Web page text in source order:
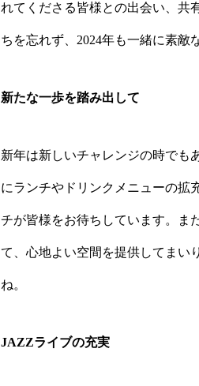
れてくださる皆様との出会い、共
ちを忘れず、2024年も一緒に素敵
新たな一歩を踏み出して
新年は新しいチャレンジの時でも
にランチやドリンクメニューの拡
チが皆様をお待ちしています。ま
て、心地よい空間を提供してまい
ね。
JAZZライブの充実